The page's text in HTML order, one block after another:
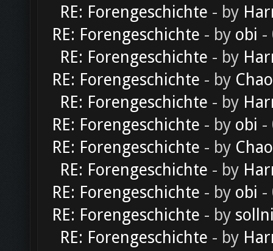
RE: Forengeschichte - by
RE: Forengeschichte - by obi -
RE: Forengeschichte - by
RE: Forengeschichte - by
RE: Forengeschichte - by
RE: Forengeschichte - by obi -
RE: Forengeschichte - by
RE: Forengeschichte - by
RE: Forengeschichte - by obi -
RE: Forengeschichte - by
RE: Forengeschichte - by